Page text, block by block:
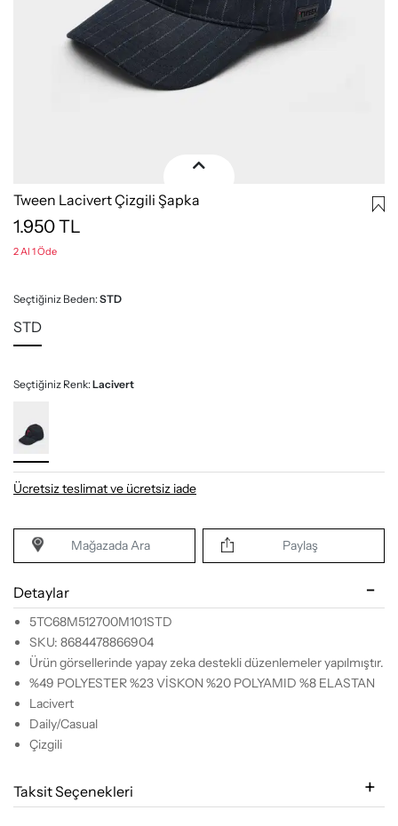
Tween Lacivert Çizgili Şapka
1.950TL
2 Al 1 Öde
Seçtiğiniz Beden:STD
STD
Seçtiğiniz Renk:Lacivert
Ücretsiz teslimat ve ücretsiz iade
Mağazada Ara Paylaş
Detaylar
5TC68M512700M101STD
SKU: 8684478866904
Ürün görsellerinde yapay zeka destekli düzenlemeler yapılmıştır.
%49 POLYESTER %23 VİSKON %20 POLYAMID %8 ELASTAN
Lacivert
Daily/Casual
Çizgili
Taksit Seçenekleri